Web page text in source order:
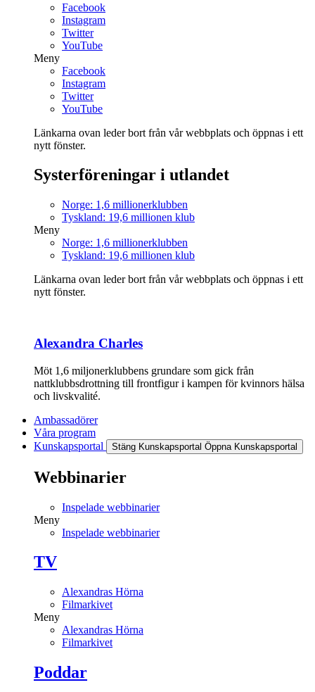
Facebook
Instagram
Twitter
YouTube
Meny
Facebook
Instagram
Twitter
YouTube
Länkarna ovan leder bort från vår webbplats och öppnas i ett
nytt fönster.
Systerföreningar i utlandet
Norge: 1,6 millionerklubben
Tyskland: 19,6 millionen klub
Meny
Norge: 1,6 millionerklubben
Tyskland: 19,6 millionen klub
Länkarna ovan leder bort från vår webbplats och öppnas i ett
nytt fönster.
Alexandra Charles
Möt 1,6 miljonerklubbens grundare som gick från
nattklubbsdrottning till frontfigur i kampen för kvinnors hälsa
och livskvalité.
Ambassadörer
Våra program
Kunskapsportal
Stäng Kunskapsportal Öppna Kunskapsportal
Webbinarier
Inspelade webbinarier
Meny
Inspelade webbinarier
TV
Alexandras Hörna
Filmarkivet
Meny
Alexandras Hörna
Filmarkivet
Poddar